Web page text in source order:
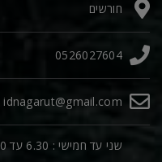
חורשים
0526027604
idnagarut@gmail.com
שני עד חמישי : 6.30 עד 17.00 שבת סגור